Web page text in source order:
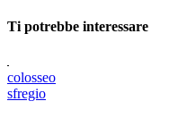
Ti potrebbe interessare
colosseo
sfregio